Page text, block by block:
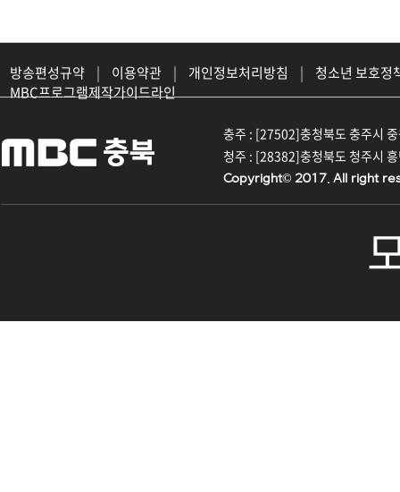
방송편성규약 | 이용약관 | 개인정보처리방침 |
청소년 보호정
MBC프로그램제작가이드라인
충주 : [27502]충청북도 충주시
청주 : [28382]충청북도 청주시
Copyright© 2017. All right